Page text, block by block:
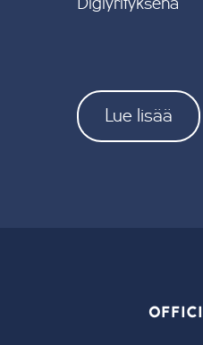
Digiyrityksenä
Lue lisää